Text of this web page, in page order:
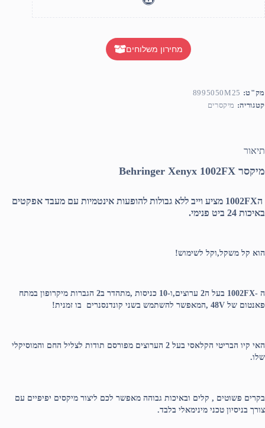
מחירון משלוחים
מק"ט: 8995050M25
קטגוריה: מיקסרים
תיאור
מיקסר Behringer Xenyx 1002FX
ה1002FX מציע וייב ללא גבולות להופעות אינטמיות עם מעבד אפקטים
באיכות 24 ביט פנימי.
הוא קל משקל,וקל לשימוש!
ה -1002FX
בעל ה2 ערוצים,ו-10 כניסות ,מתהדר ב2 הגברות מיקרופון במתח
פאנטום של 48V ,המאפשר להשתמש בשני קונדנסנרים בו זמנית!
האי קיו הבריטי הקלאסי בעל 2 הערוצים מפורסם תודות לצליל החם והמוסיקלי
שלו.
בקרים פשוטים , קלים ובאיכות גבוהה מאפשר לכם ליצור מיקסים יפיפיים עם
צורך בניסיון טכני מינימאלי בלבד.